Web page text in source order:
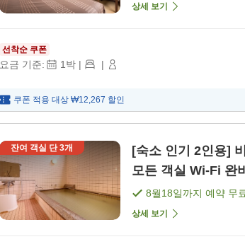
상세 보기
선착순 쿠폰
요금 기준: 1 박 | |
쿠폰 적용 대상 ₩12,267 할인
잔여 객실 단3개
[숙소 인기 2인용] 비즈니스
모든 객실 Wi-Fi 완
8월18일까지 예약 무
상세 보기